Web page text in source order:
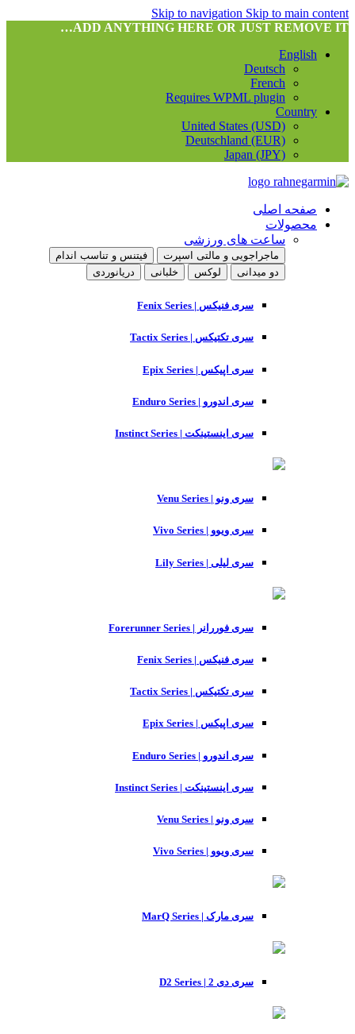
Skip to navigation Skip to main content
ADD ANYTHING HERE OR JUST REMOVE IT…
English
Deutsch
French
Requires WPML plugin
Country
United States (USD)
Deutschland (EUR)
Japan (JPY)
صفحه اصلی
محصولات
ساعت های ورزشی
ماجراجویی و مالتی اسپرت
فیتنس و تناسب اندام
دو میدانی
لوکس خلبانی دریانوردی
سری فنیکس | Fenix Series
سری تکتیکس | Tactix Series
سری اپیکس | Epix Series
سری اندورو | Enduro Series
سری اینستینکت | Instinct Series
سری ونو | Venu Series
سری ویوو | Vivo Series
سری لیلی | Lily Series
سری فوررانر | Forerunner Series
سری فنیکس | Fenix Series
سری تکتیکس | Tactix Series
سری اپیکس | Epix Series
سری اندورو | Enduro Series
سری اینستینکت | Instinct Series
سری ونو | Venu Series
سری ویوو | Vivo Series
سری مارک | MarQ Series
سری دی 2 | D2 Series